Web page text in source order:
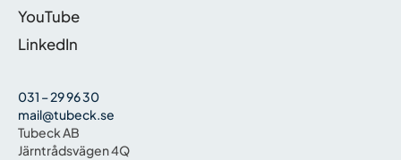
YouTube
LinkedIn
031 – 29 96 30
mail@tubeck.se
Tubeck AB
Järntrådsvägen 4Q